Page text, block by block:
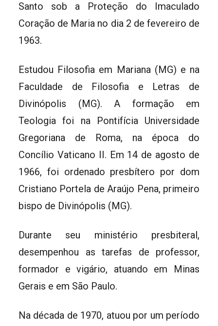
Santo sob a Proteção do Imaculado
Coração de Maria no dia 2 de fevereiro de
1963.
Estudou Filosofia em Mariana (MG) e na
Faculdade de Filosofia e Letras de
Divinópolis (MG). A formação em
Teologia foi na Pontifícia Universidade
Gregoriana de Roma, na época do
Concílio Vaticano II. Em 14 de agosto de
1966, foi ordenado presbítero por dom
Cristiano Portela de Araújo Pena, primeiro
bispo de Divinópolis (MG).
Durante seu ministério presbiteral,
desempenhou as tarefas de professor,
formador e vigário, atuando em Minas
Gerais e em São Paulo.
Na década de 1970, atuou por um período